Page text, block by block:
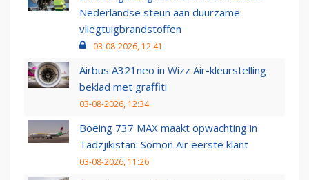
Nederlandse steun aan duurzame
vliegtuigbrandstoffen
03-08-2026, 12:41
Airbus A321neo in Wizz Air-kleurstelling
beklad met graffiti
03-08-2026, 12:34
Boeing 737 MAX maakt opwachting in
Tadzjikistan: Somon Air eerste klant
03-08-2026, 11:26